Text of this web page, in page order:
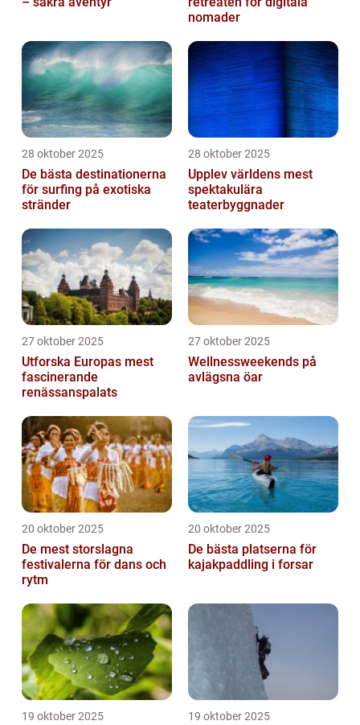
nomader
28 oktober 2025
De bästa destinationerna
för surfing på exotiska
stränder
28 oktober 2025
Upplev världens mest
spektakulära
teaterbyggnader
27 oktober 2025
Utforska Europas mest
fascinerande
renässanspalats
27 oktober 2025
Wellnessweekends på
avlägsna öar
20 oktober 2025
De mest storslagna
festivalerna för dans och
rytm
20 oktober 2025
De bästa platserna för
kajakpaddling i forsar
19 oktober 2025 19 oktober 2025